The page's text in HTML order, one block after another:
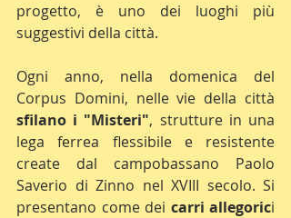
progetto, è uno dei luoghi più
suggestivi della città.
Ogni anno, nella domenica del
sfilano i "Misteri", strutture in una
lega ferrea flessibile e resistente
create dal campobassano Paolo
Saverio di Zinno nel XVIII secolo. Si
presentano come dei carri allegorici